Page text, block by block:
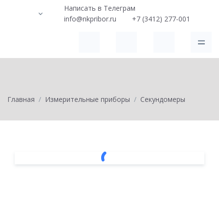
Написать в Телеграм
info@nkpribor.ru
+7 (3412) 277-001
Главная Измерительные приборы Секундомеры